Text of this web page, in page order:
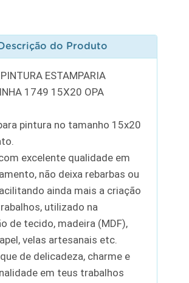
Descrição do Produto
ESTAMPARIA
1749 15X20 OPA
pintura no tamanho 15x20
excelente qualidade em
não deixa rebarbas ou
ainda mais a criação
utilizado na
de tecido, madeira (MDF),
velas artesanais etc.
de delicadeza, charme e
em teus trabalhos